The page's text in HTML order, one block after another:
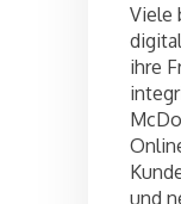
Viele
ihre
und